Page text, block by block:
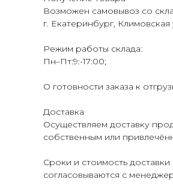
Возможен самовывоз со
г. Екатеринбург, Климовская
Режим работы склада:
Пн–Пт:9:-17:00;
О готовности заказа к
Доставка
Осуществляем доставку
собственным или
Сроки и стоимость
согласовываются с